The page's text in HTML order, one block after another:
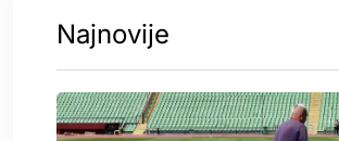
Najnovije